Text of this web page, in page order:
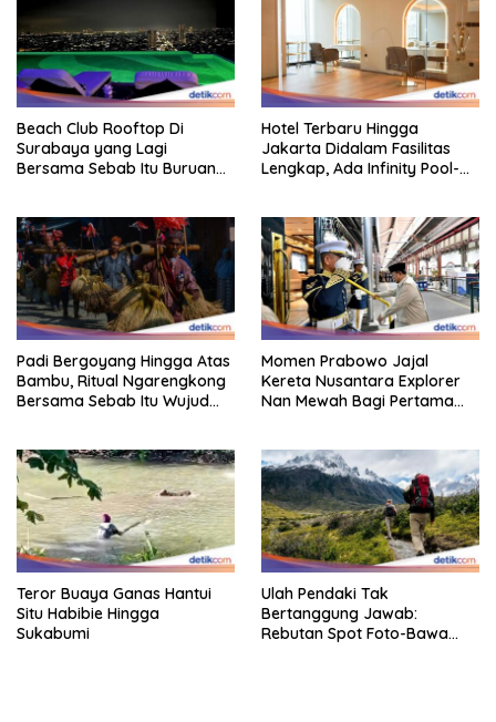
Beach Club Rooftop Di
Surabaya yang Lagi
Bersama Sebab Itu Buruan
Hotel Terbaru Hingga
Jakarta Didalam Fasilitas
Lengkap, Ada Infinity Pool-
Padi Bergoyang Hingga Atas
Bambu, Ritual Ngarengkong
Bersama Sebab Itu Wujud
Momen Prabowo Jajal
Kereta Nusantara Explorer
Nan Mewah Bagi Pertama
Teror Buaya Ganas Hantui
Situ Habibie Hingga
Sukabumi
Ulah Pendaki Tak
Bertanggung Jawab:
Rebutan Spot Foto-Bawa